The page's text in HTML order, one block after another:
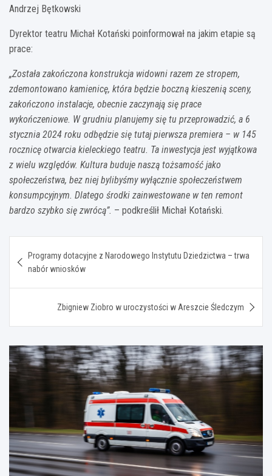
Andrzej Bętkowski
Dyrektor teatru Michał Kotański poinformował na jakim etapie są
prace:
„Została zakończona konstrukcja widowni razem ze stropem,
zdemontowano kamienicę, która będzie boczną kieszenią sceny,
zakończono instalacje, obecnie zaczynają się prace
wykończeniowe. W grudniu planujemy się tu przeprowadzić, a 6
stycznia 2024 roku odbędzie się tutaj pierwsza premiera – w 145
rocznicę otwarcia kieleckiego teatru. Ta inwestycja jest wyjątkowa
z wielu względów. Kultura buduje naszą tożsamość jako
społeczeństwa, bez niej bylibyśmy wyłącznie społeczeństwem
konsumpcyjnym. Dlatego środki zainwestowane w ten remont
bardzo szybko się zwrócą”. – podkreślił Michał Kotański.
wpisu
Programy dotacyjne z Narodowego Instytutu Dziedzictwa – trwa
nabór wniosków
Zbigniew Ziobro w uroczystości w Areszcie Śledczym